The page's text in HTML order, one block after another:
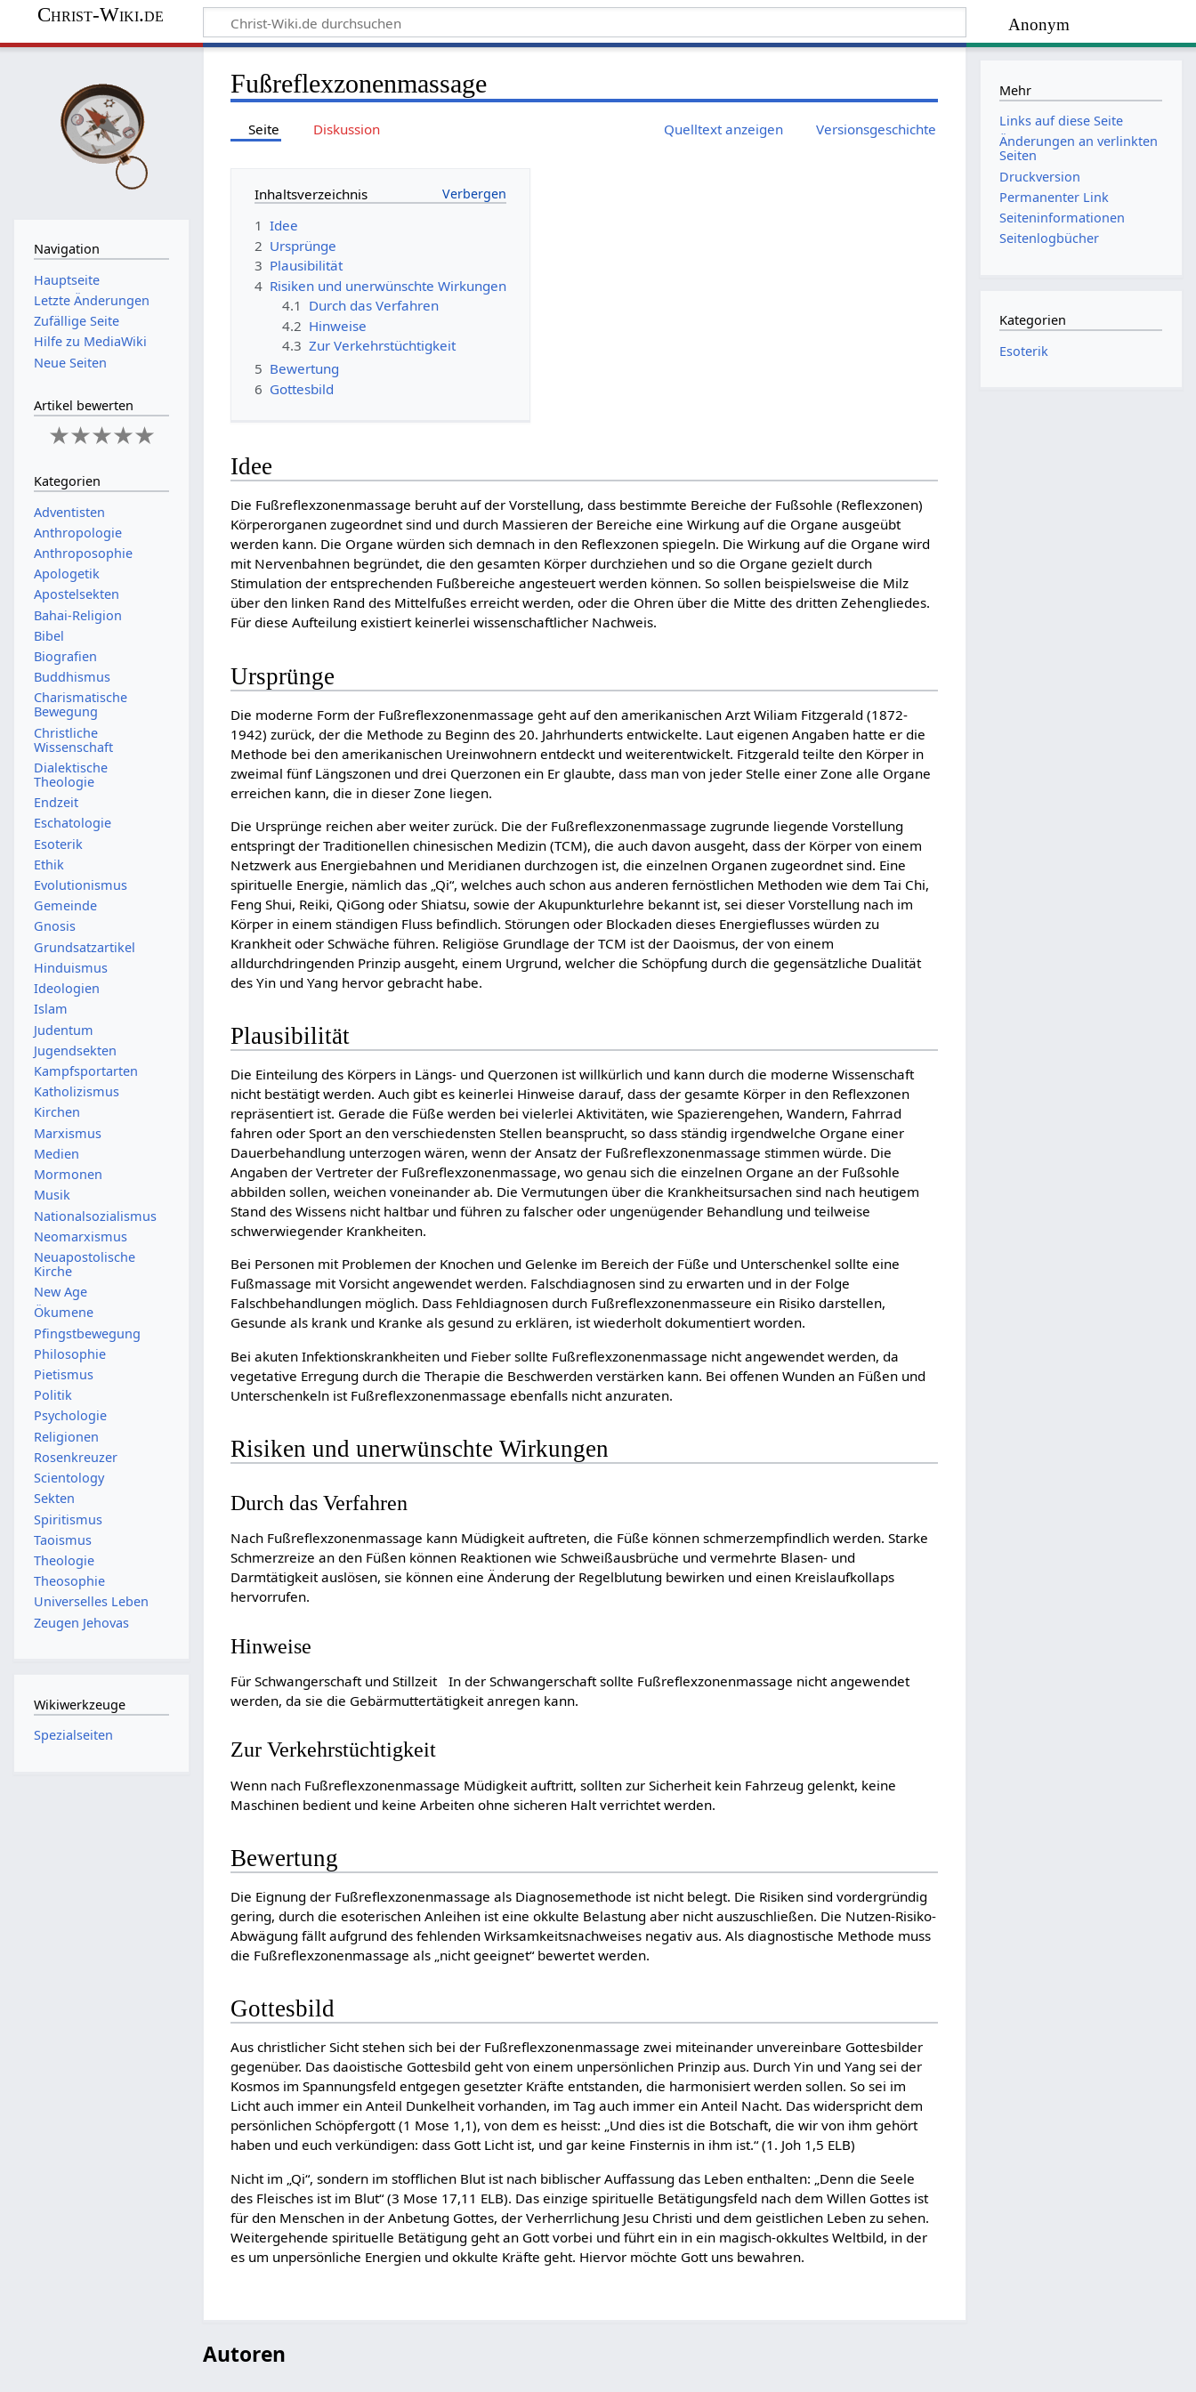
Anonym
Christ-Wiki.de
Fußreflexzonenmassage
Seite Diskussion Quelltext anzeigen Versionsgeschichte
Inhaltsverzeichnis
1 Idee
2 Ursprünge
3 Plausibilität
4 Risiken und unerwünschte Wirkungen
4.1 Durch das Verfahren
4.2 Hinweise
4.3 Zur Verkehrstüchtigkeit
5 Bewertung
6 Gottesbild
Idee
Die Fußreflexzonenmassage beruht auf der Vorstellung, dass bestimmte Bereiche der Fußsohle (Reflexzonen)
Körperorganen zugeordnet sind und durch Massieren der Bereiche eine Wirkung auf die Organe ausgeübt
werden kann. Die Organe würden sich demnach in den Reflexzonen spiegeln. Die Wirkung auf die Organe wird
mit Nervenbahnen begründet, die den gesamten Körper durchziehen und so die Organe gezielt durch
Stimulation der entsprechenden Fußbereiche angesteuert werden können. So sollen beispielsweise die Milz
über den linken Rand des Mittelfußes erreicht werden, oder die Ohren über die Mitte des dritten Zehengliedes.
Für diese Aufteilung existiert keinerlei wissenschaftlicher Nachweis.
Ursprünge
Die moderne Form der Fußreflexzonenmassage geht auf den amerikanischen Arzt Wiliam Fitzgerald (1872-
1942) zurück, der die Methode zu Beginn des 20. Jahrhunderts entwickelte. Laut eigenen Angaben hatte er die
Methode bei den amerikanischen Ureinwohnern entdeckt und weiterentwickelt. Fitzgerald teilte den Körper in
zweimal fünf Längszonen und drei Querzonen ein Er glaubte, dass man von jeder Stelle einer Zone alle Organe
erreichen kann, die in dieser Zone liegen.
Die Ursprünge reichen aber weiter zurück. Die der Fußreflexzonenmassage zugrunde liegende Vorstellung
entspringt der Traditionellen chinesischen Medizin (TCM), die auch davon ausgeht, dass der Körper von einem
Netzwerk aus Energiebahnen und Meridianen durchzogen ist, die einzelnen Organen zugeordnet sind. Eine
spirituelle Energie, nämlich das „Qi“, welches auch schon aus anderen fernöstlichen Methoden wie dem Tai Chi,
Feng Shui, Reiki, QiGong oder Shiatsu, sowie der Akupunkturlehre bekannt ist, sei dieser Vorstellung nach im
Körper in einem ständigen Fluss befindlich. Störungen oder Blockaden dieses Energieflusses würden zu
Krankheit oder Schwäche führen. Religiöse Grundlage der TCM ist der Daoismus, der von einem
alldurchdringenden Prinzip ausgeht, einem Urgrund, welcher die Schöpfung durch die gegensätzliche Dualität
des Yin und Yang hervor gebracht habe.
Plausibilität
Die Einteilung des Körpers in Längs- und Querzonen ist willkürlich und kann durch die moderne Wissenschaft
nicht bestätigt werden. Auch gibt es keinerlei Hinweise darauf, dass der gesamte Körper in den Reflexzonen
repräsentiert ist. Gerade die Füße werden bei vielerlei Aktivitäten, wie Spazierengehen, Wandern, Fahrrad
fahren oder Sport an den verschiedensten Stellen beansprucht, so dass ständig irgendwelche Organe einer
Dauerbehandlung unterzogen wären, wenn der Ansatz der Fußreflexzonenmassage stimmen würde. Die
Angaben der Vertreter der Fußreflexzonenmassage, wo genau sich die einzelnen Organe an der Fußsohle
abbilden sollen, weichen voneinander ab. Die Vermutungen über die Krankheitsursachen sind nach heutigem
Stand des Wissens nicht haltbar und führen zu falscher oder ungenügender Behandlung und teilweise
schwerwiegender Krankheiten.
Bei Personen mit Problemen der Knochen und Gelenke im Bereich der Füße und Unterschenkel sollte eine
Fußmassage mit Vorsicht angewendet werden. Falschdiagnosen sind zu erwarten und in der Folge
Falschbehandlungen möglich. Dass Fehldiagnosen durch Fußreflexzonenmasseure ein Risiko darstellen,
Gesunde als krank und Kranke als gesund zu erklären, ist wiederholt dokumentiert worden.
Bei akuten Infektionskrankheiten und Fieber sollte Fußreflexzonenmassage nicht angewendet werden, da
vegetative Erregung durch die Therapie die Beschwerden verstärken kann. Bei offenen Wunden an Füßen und
Unterschenkeln ist Fußreflexzonenmassage ebenfalls nicht anzuraten.
Risiken und unerwünschte Wirkungen
Durch das Verfahren
Nach Fußreflexzonenmassage kann Müdigkeit auftreten, die Füße können schmerzempfindlich werden. Starke
Schmerzreize an den Füßen können Reaktionen wie Schweißausbrüche und vermehrte Blasen- und
Darmtätigkeit auslösen, sie können eine Änderung der Regelblutung bewirken und einen Kreislaufkollaps
hervorrufen.
Hinweise
Für Schwangerschaft und Stillzeit In der Schwangerschaft sollte Fußreflexzonenmassage nicht angewendet
werden, da sie die Gebärmuttertätigkeit anregen kann.
Zur Verkehrstüchtigkeit
Wenn nach Fußreflexzonenmassage Müdigkeit auftritt, sollten zur Sicherheit kein Fahrzeug gelenkt, keine
Maschinen bedient und keine Arbeiten ohne sicheren Halt verrichtet werden.
Bewertung
Die Eignung der Fußreflexzonenmassage als Diagnosemethode ist nicht belegt. Die Risiken sind vordergründig
gering, durch die esoterischen Anleihen ist eine okkulte Belastung aber nicht auszuschließen. Die Nutzen-Risiko-
Abwägung fällt aufgrund des fehlenden Wirksamkeitsnachweises negativ aus. Als diagnostische Methode muss
die Fußreflexzonenmassage als „nicht geeignet“ bewertet werden.
Gottesbild
Aus christlicher Sicht stehen sich bei der Fußreflexzonenmassage zwei miteinander unvereinbare Gottesbilder
gegenüber. Das daoistische Gottesbild geht von einem unpersönlichen Prinzip aus. Durch Yin und Yang sei der
Kosmos im Spannungsfeld entgegen gesetzter Kräfte entstanden, die harmonisiert werden sollen. So sei im
Licht auch immer ein Anteil Dunkelheit vorhanden, im Tag auch immer ein Anteil Nacht. Das widerspricht dem
persönlichen Schöpfergott (1 Mose 1,1), von dem es heisst: „Und dies ist die Botschaft, die wir von ihm gehört
haben und euch verkündigen: dass Gott Licht ist, und gar keine Finsternis in ihm ist.“ (1. Joh 1,5 ELB)
Nicht im „Qi“, sondern im stofflichen Blut ist nach biblischer Auffassung das Leben enthalten: „Denn die Seele
des Fleisches ist im Blut“ (3 Mose 17,11 ELB). Das einzige spirituelle Betätigungsfeld nach dem Willen Gottes ist
für den Menschen in der Anbetung Gottes, der Verherrlichung Jesu Christi und dem geistlichen Leben zu sehen.
Weitergehende spirituelle Betätigung geht an Gott vorbei und führt ein in ein magisch-okkultes Weltbild, in der
es um unpersönliche Energien und okkulte Kräfte geht. Hiervor möchte Gott uns bewahren.
Autoren
Navigation
Hauptseite
Letzte Änderungen
Zufällige Seite
Hilfe zu MediaWiki
Neue Seiten
Artikel bewerten
Kategorien
Adventisten
Anthropologie
Anthroposophie
Apologetik
Apostelsekten
Bahai-Religion
Bibel
Biografien
Buddhismus
Charismatische
Bewegung
Christliche
Wissenschaft
Dialektische
Theologie
Endzeit
Eschatologie
Esoterik
Ethik
Evolutionismus
Gemeinde
Gnosis
Grundsatzartikel
Hinduismus
Ideologien
Islam
Judentum
Jugendsekten
Kampfsportarten
Katholizismus
Kirchen
Marxismus
Medien
Mormonen
Musik
Nationalsozialismus
Neomarxismus
Neuapostolische
Kirche
New Age
Ökumene
Pfingstbewegung
Philosophie
Pietismus
Politik
Psychologie
Religionen
Rosenkreuzer
Scientology
Sekten
Spiritismus
Taoismus
Theologie
Theosophie
Universelles Leben
Zeugen Jehovas
Wikiwerkzeuge
Spezialseiten
Mehr
Links auf diese Seite
Änderungen an verlinkten
Seiten
Druckversion
Permanenter Link
Seiten­informationen
Seitenlogbücher
Kategorien
Esoterik